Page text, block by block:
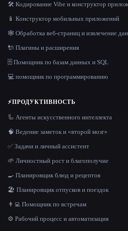
🛠️ Кодирование Vibe и конструктор
📱 Конструктор мобильных приложений
🕸️ Обработка веб-страниц и извлечение
🔌 Плагины и расширения
🗄️ Помощник по базам данных и SQL
💻 помощник по программированию
⚡ПРОДУКТИВНОСТЬ
🦾 Агенты искусственного интеллекта
🧠 Ведение заметок и «второй мозг»
✅ Задачи и личный ассистент
🌱 Личностный рост и благополучие
🍳 Планировщик блюд и рецептов
🏖 Планировщик отпусков и поездок
👨‍💻 Помощник по встречам
⚙️ Рабочий процесс и автоматизация